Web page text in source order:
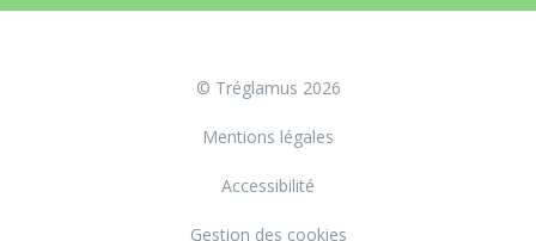
© Tréglamus 2026
Mentions légales
Accessibilité
Gestion des cookies